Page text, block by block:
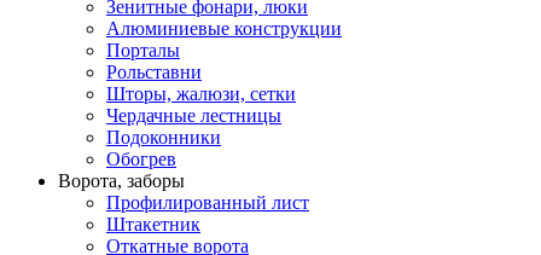
Зенитные фонари, люки
Алюминиевые конструкции
Порталы
Рольставни
Шторы, жалюзи, сетки
Чердачные лестницы
Подоконники
Обогрев
Ворота, заборы
Профилированный лист
Штакетник
Откатные ворота